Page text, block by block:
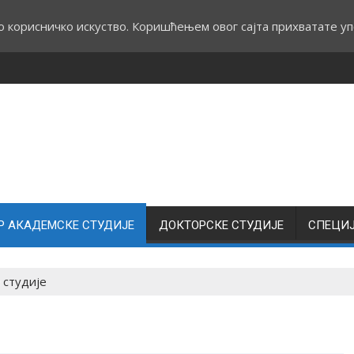
АКАДЕМСКЕ СТУДИЈЕ ДОКТОРСКЕ СТУДИЈЕ
искуство. Коришћењем овог сајта прихватате